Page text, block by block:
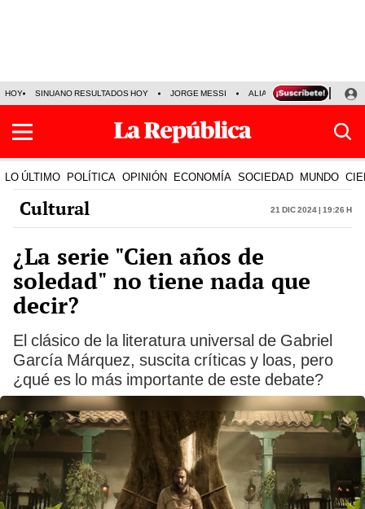
HOY SINUANO RESULTADOS HOY JORGE MESSI ALIANZA LIMA VS SPORT
LO ÚLTIMO POLÍTICA OPINIÓN ECONOMÍA SOCIEDAD MUNDO
Cultural 21 Dic 2024 | 19:26 h
¿La serie "Cien años de
soledad" no tiene nada que
decir?
El clásico de la literatura universal de Gabriel
García Márquez, suscita críticas y loas, pero
¿qué es lo más importante de este debate?